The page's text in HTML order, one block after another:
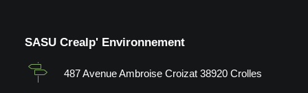
SASU Crealp' Environnement
487 Avenue Ambroise Croizat 38920 Crolles